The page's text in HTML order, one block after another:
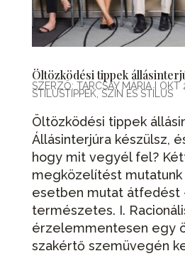
Öltözködési tippek
SZERZŐ: TARCSAY MÁRIA| OKT
STÍLUSTIPPEK, SZÍN ÉS STÍLUS
Öltözködési tippek
Állásinterjúra készülsz,
hogy mit vegyél fel?
megközelítést mutatunk
esetben mutat átfedést
természetes. I.
érzelemmentesen egy
szakértő szemüvegén